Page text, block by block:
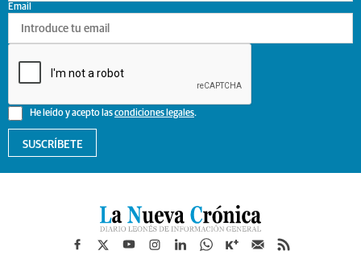
He leído y acepto lascondiciones legales.
Email
SUSCRÍBETE